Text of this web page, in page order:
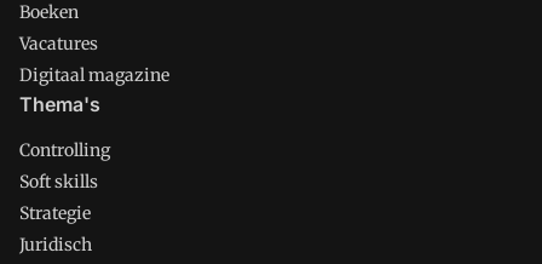
Boeken
Vacatures
Digitaal magazine
Thema's
Controlling
Soft skills
Strategie
Juridisch